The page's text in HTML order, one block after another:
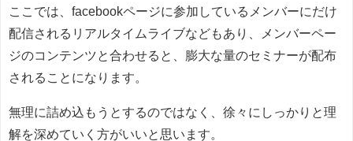
ここでは、facebookページに参加しているメンバーにだけ
配信されるリアルタイムライブなどもあり、メンバーペー
ジのコンテンツと合わせると、膨大な量のセミナーが配布
されることになります。
無理に詰め込もうとするのではなく、徐々にしっかりと理
解を深めていく方がいいと思います。